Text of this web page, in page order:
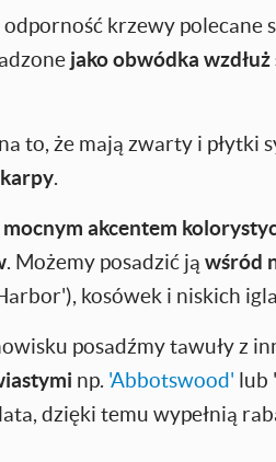
krzewy polecane
jako obwódka
to, że mają zwarty i płytki
.
mocnym akcentem
. Możemy posadzić ją wśród
kosówek i niskich
posadźmy tawuły z
np. 'Abbotswood' lub
dzięki temu wypełnią